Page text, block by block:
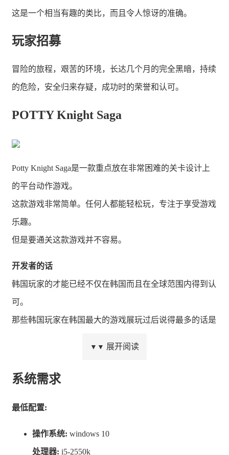
这是一个相当有趣的类比，而且令人惊讶的准确。
玩家招募
冒险的旅程，艰苦的环境，长达几个月的完全黑暗，持续
的危险，安全归来存疑，成功时的荣誉和认可。
POTTY Knight Saga
Potty Knight Saga是一款重点放在非常困难的关卡设计上
的平台动作游戏。
这款游戏非常简单。任何人都能轻松玩，专注于享受游戏
乐趣。
但是要通关这款游戏并不容易。
开发者的话
韩国玩家的才能已经不仅在韩国而且在全球范围内得到认
可。
那些韩国玩家在韩国最大的游戏展玩过后说得最多的话是
“这款游戏看起来很可爱吧？但是这款游戏是挑战的顶点”
还有一个隐藏在内心的词语
“我期待你们的尖叫 :)”
▼▼ 展开阅读
系统需求
最低配置:
操作系统: windows 10
处理器: i5-2550k